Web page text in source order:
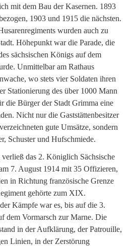
mit dem Bau der Kasernen. 1893
1903 und 1915 die nächsten.
wurden auch zu
Höhepunkt war die Parade, die
sächsischen Königs auf dem
Unmittelbar am Rathaus
wo stets vier Soldaten ihren
Stationierung des über 1000 Mann
die Bürger der Stadt Grimma eine
Nicht nur die Gaststättenbesitzer
gute Umsätze, sondern
Schuster und Hufschmiede.
das 2. Königlich Sächsische
7. August 1914 mit 35 Offizieren,
in Richtung französische Grenze
gehörte zum XIX.
Kämpfe war es, bis auf die 3.
dem Vormarsch zur Marne. Die
in der Aufklärung, der Patrouille,
Linien, in der Zerstörung